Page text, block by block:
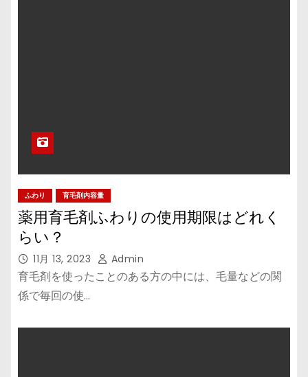
ふわり 育毛剤内容量
薬用育毛剤ふわりの使用期限はどれく
らい？
11月 13, 2023 Admin
育毛剤を使ったことのある方の中には、毛量などの関
係で毎回の使…